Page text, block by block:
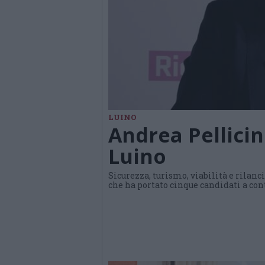
LUINO
Andrea
Luino
Sicurezza, turismo, viabilità e
che ha portato cinque candidati a